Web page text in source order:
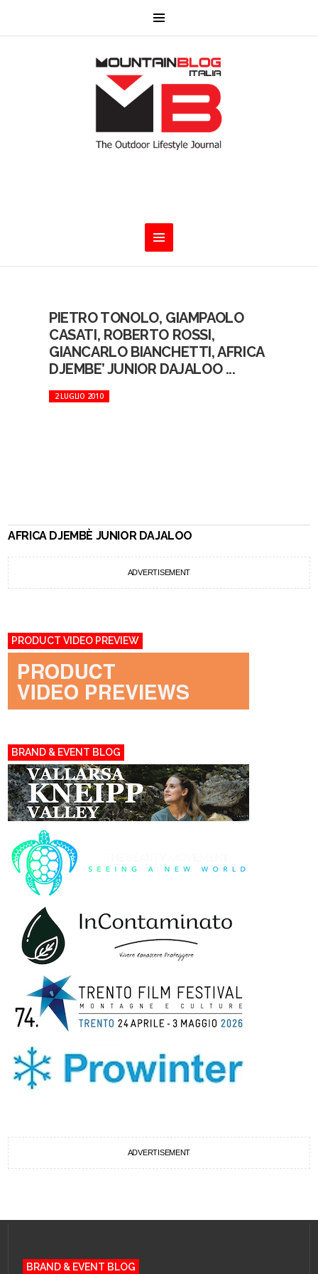
PIETRO TONOLO, GIAMPAOLO
CASATI, ROBERTO ROSSI,
GIANCARLO BIANCHETTI, AFRICA
DJEMBE’ JUNIOR DAJALOO ...
2 LUGLIO 2010
AFRICA DJEMBÈ JUNIOR DAJALOO
ADVERTISEMENT
PRODUCT VIDEO PREVIEW
BRAND & EVENT BLOG
ADVERTISEMENT
BRAND & EVENT BLOG